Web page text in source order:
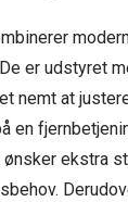
er udstyret
nemt at
en
ekstra